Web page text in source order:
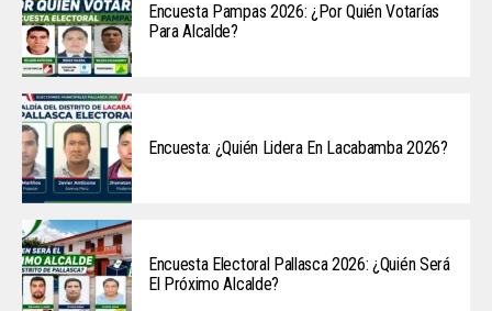
Encuesta Pampas 2026: ¿Por Quién Votarías
Para Alcalde?
Encuesta: ¿Quién Lidera En Lacabamba 2026?
Encuesta Electoral Pallasca 2026: ¿Quién Será
El Próximo Alcalde?